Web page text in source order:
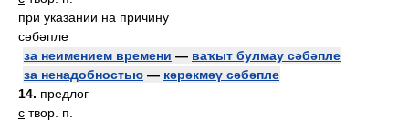
при указании на причину
сәбәпле
за неимением времени — ваҡыт булмау сәбәпле
за ненадобностью — кәрәкмәү сәбәпле
14. предлог
с твор. п.